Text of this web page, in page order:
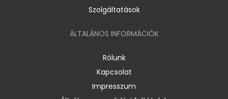
Szolgáltatások
ÁLTALÁNOS INFORMÁCIÓK
Rólunk
Kapcsolat
Impresszum